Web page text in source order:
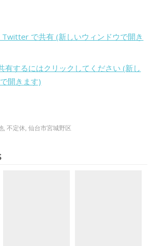
Twitter で共有 (新しいウィンドウで開き
有するにはクリックしてください (新し
開きます)
,不定休,仙台市宮城野区